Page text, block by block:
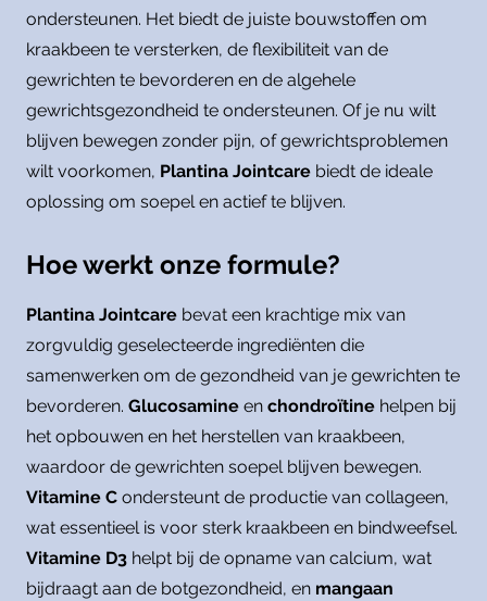
ondersteunen. Het biedt de juiste bouwstoffen om
kraakbeen te versterken, de flexibiliteit van de
gewrichten te bevorderen en de algehele
gewrichtsgezondheid te ondersteunen. Of je nu wilt
blijven bewegen zonder pijn, of gewrichtsproblemen
wilt voorkomen, Plantina Jointcare biedt de ideale
oplossing om soepel en actief te blijven.
Hoe werkt onze formule?
Plantina Jointcare bevat een krachtige mix van
zorgvuldig geselecteerde ingrediënten die
samenwerken om de gezondheid van je gewrichten te
bevorderen. Glucosamine en chondroïtine helpen bij
het opbouwen en het herstellen van kraakbeen,
waardoor de gewrichten soepel blijven bewegen.
Vitamine C ondersteunt de productie van collageen,
wat essentieel is voor sterk kraakbeen en bindweefsel.
Vitamine D3 helpt bij de opname van calcium, wat
bijdraagt aan de botgezondheid, en mangaan